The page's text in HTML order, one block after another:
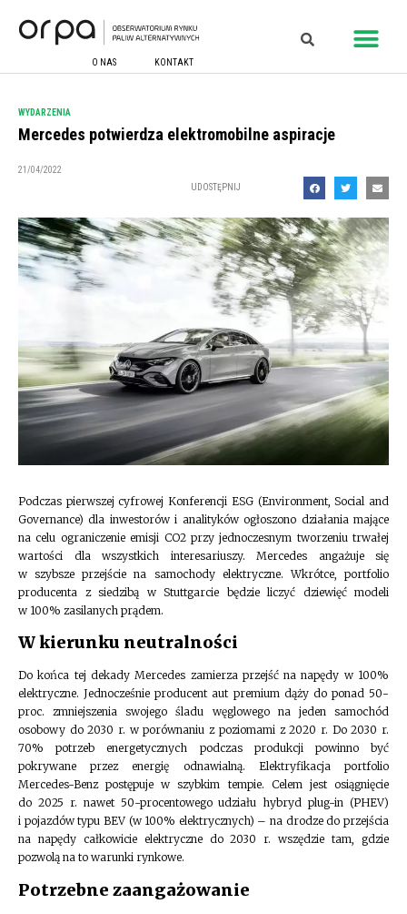
O NAS KONTAKT
WYDARZENIA
Mercedes potwierdza elektromobilne aspiracje
21/04/2022
UDOSTĘPNIJ
Podczas pierwszej cyfrowej Konferencji ESG (Environment, Social and
Governance) dla inwestorów i analityków ogłoszono działania mające
na celu ograniczenie emisji CO2 przy jednoczesnym tworzeniu trwałej
wartości dla wszystkich interesariuszy. Mercedes angażuje się
w szybsze przejście na samochody elektryczne. Wkrótce, portfolio
producenta z siedzibą w Stuttgarcie będzie liczyć dziewięć modeli
w 100% zasilanych prądem.
W kierunku neutralności
Do końca tej dekady Mercedes zamierza przejść na napędy w 100%
elektryczne. Jednocześnie producent aut premium dąży do ponad 50-
proc. zmniejszenia swojego śladu węglowego na jeden samochód
osobowy do 2030 r. w porównaniu z poziomami z 2020 r. Do 2030 r.
70% potrzeb energetycznych podczas produkcji powinno być
pokrywane przez energię odnawialną. Elektryfikacja portfolio
Mercedes-Benz postępuje w szybkim tempie. Celem jest osiągnięcie
do 2025 r. nawet 50-procentowego udziału hybryd plug-in (PHEV)
i pojazdów typu BEV (w 100% elektrycznych) – na drodze do przejścia
na napędy całkowicie elektryczne do 2030 r. wszędzie tam, gdzie
pozwolą na to warunki rynkowe.
Potrzebne zaangażowanie